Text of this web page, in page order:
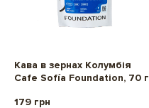
Кава в зернах Колумбія
Cafe Sofía Foundation, 70 г
179 грн